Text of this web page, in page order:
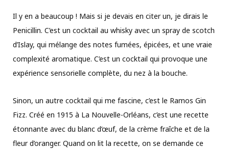
Il y en a beaucoup ! Mais si je devais en citer un, je dirais le
Penicillin. C’est un cocktail au whisky avec un spray de scotch
d’Islay, qui mélange des notes fumées, épicées, et une vraie
complexité aromatique. C’est un cocktail qui provoque une
expérience sensorielle complète, du nez à la bouche.
Sinon, un autre cocktail qui me fascine, c’est le Ramos Gin
Fizz. Créé en 1915 à La Nouvelle-Orléans, c’est une recette
étonnante avec du blanc d’œuf, de la crème fraîche et de la
fleur d’oranger. Quand on lit la recette, on se demande ce